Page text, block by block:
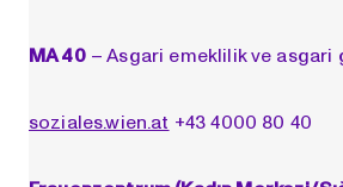
MA 40– Asgari emeklilik ve asgari
soziales.wien.at +43 4000 80 40